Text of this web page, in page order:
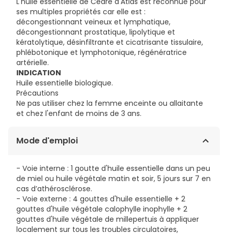
ses multiples propriétés car elle est :
décongestionnant veineux et lymphatique,
décongestionnant prostatique, lipolytique et
kératolytique, désinfiltrante et cicatrisante tissulaire,
phlébotonique et lymphotonique, régénératrice
artérielle.
INDICATION
Huile essentielle biologique.
Précautions
Ne pas utiliser chez la femme enceinte ou allaitante
et chez l'enfant de moins de 3 ans.
Mode d'emploi
- Voie interne : 1 goutte d'huile essentielle dans un peu
de miel ou huile végétale matin et soir, 5 jours sur 7 en
cas d’athérosclérose.
- Voie externe : 4 gouttes d'huile essentielle + 2
gouttes d'huile végétale calophylle inophylle + 2
gouttes d'huile végétale de millepertuis à appliquer
localement sur tous les troubles circulatoires,